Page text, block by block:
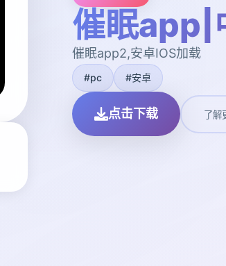
催眠app|
催眠app2,安卓IOS加载
#pc #安卓
点击下载 了解